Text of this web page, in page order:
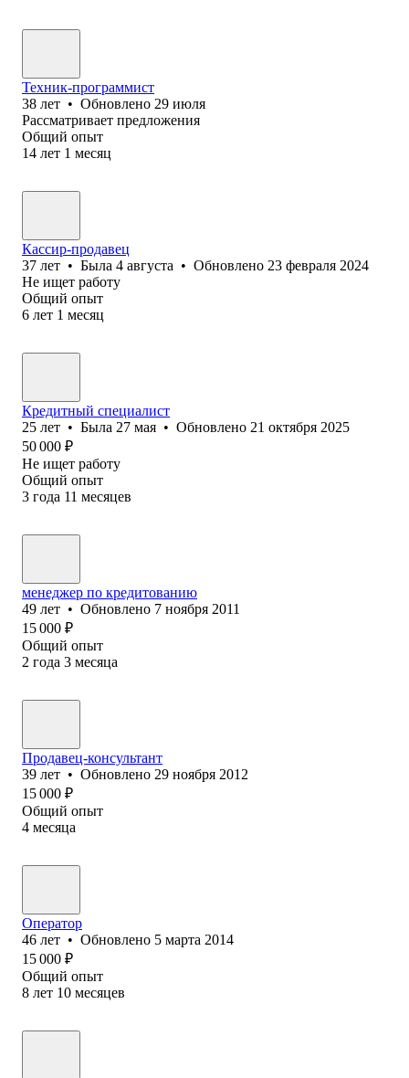
Техник-программист
38 лет • Обновлено 29 июля
Рассматривает предложения
Общий опыт
14 лет 1 месяц
Кассир-продавец
37 лет • Была 4 августа • Обновлено 23 февраля 2024
Не ищет работу
Общий опыт
6 лет 1 месяц
Кредитный специалист
25 лет • Была 27 мая • Обновлено 21 октября 2025
50 000 ₽
Не ищет работу
Общий опыт
3 года 11 месяцев
менеджер по кредитованию
49 лет • Обновлено 7 ноября 2011
15 000 ₽
Общий опыт
2 года 3 месяца
Продавец-консультант
39 лет • Обновлено 29 ноября 2012
15 000 ₽
Общий опыт
4 месяца
Оператор
46 лет • Обновлено 5 марта 2014
15 000 ₽
Общий опыт
8 лет 10 месяцев